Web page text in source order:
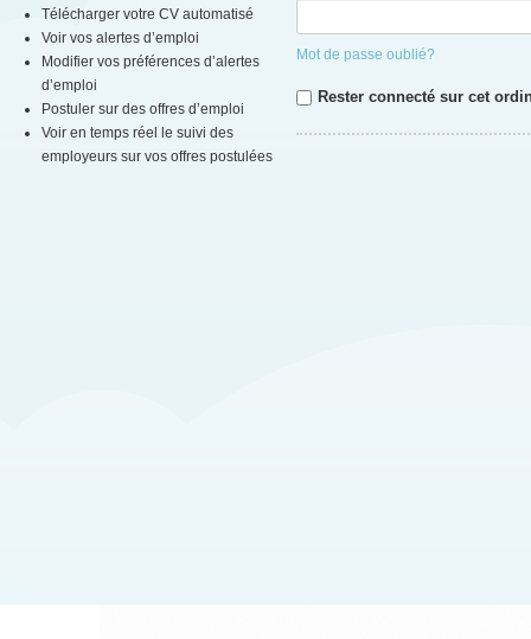
Télécharger votre CV automatisé
Voir vos alertes d’emploi
Modifier vos préférences d’alertes
d’emploi
Postuler sur des offres d’emploi
Voir en temps réel le suivi des
employeurs sur vos offres postulées
Mot de passe oublié?
Rester connecté sur cet